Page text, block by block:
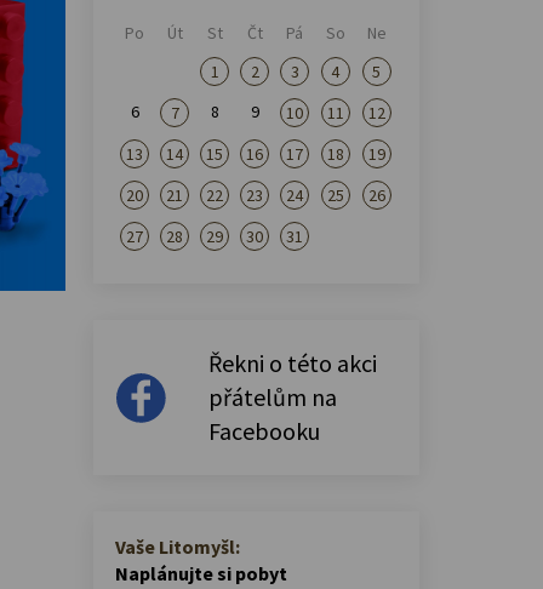
Po Út St Čt Pá So
Ne
1
2 3 4
5
6
7 8 9 10 11
12
13
14 15 16 17 18
19
20
21 22 23 24 25
26
27
28 29 30 31
Řekni o této akci
přátelům na
Facebooku
Vaše Litomyšl:
Naplánujte si pobyt